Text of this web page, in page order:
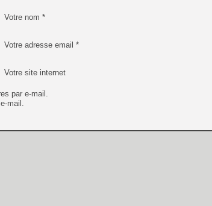
Votre nom *
Votre adresse email *
Votre site internet
par e-mail.
mail.